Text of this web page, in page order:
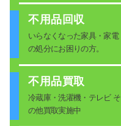
不用品回収
いらなくなった家具・家電
の処分にお困りの方。
不用品買取
冷蔵庫・洗濯機・テレビ そ
の他買取実施中